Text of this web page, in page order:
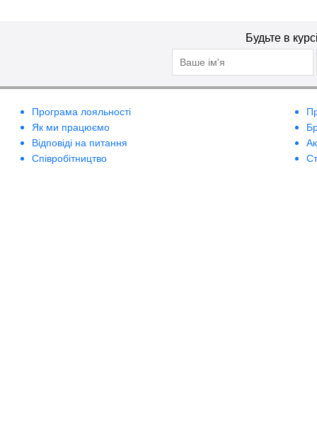
Будьте в
Програма лояльності
Як ми працюємо
Відповіді на питання
Співробітництво